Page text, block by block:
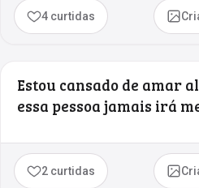
4 curtidas
Estou cansado de amar
essa pessoa jamais irá
2 curtidas